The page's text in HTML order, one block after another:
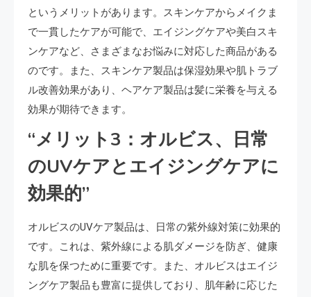
というメリットがあります。スキンケアからメイクま
で一貫したケアが可能で、エイジングケアや美白スキ
ンケアなど、さまざまなお悩みに対応した商品がある
のです。また、スキンケア製品は保湿効果や肌トラブ
ル改善効果があり、ヘアケア製品は髪に栄養を与える
効果が期待できます。
“メリット3：オルビス、日常
のUVケアとエイジングケアに
効果的”
オルビスのUVケア製品は、日常の紫外線対策に効果的
です。これは、紫外線による肌ダメージを防ぎ、健康
な肌を保つために重要です。また、オルビスはエイジ
ングケア製品も豊富に提供しており、肌年齢に応じた